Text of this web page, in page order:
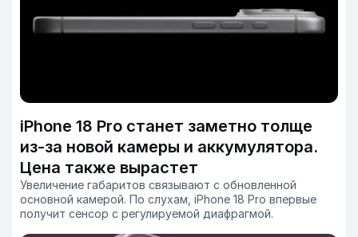
iPhone 18 Pro станет заметно толще
из-за новой камеры и аккумулятора.
Цена также вырастет
Увеличение габаритов связывают с обновленной
основной камерой. По слухам, iPhone 18 Pro впервые
получит сенсор с регулируемой диафрагмой.